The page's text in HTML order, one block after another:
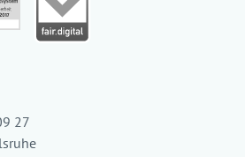
27